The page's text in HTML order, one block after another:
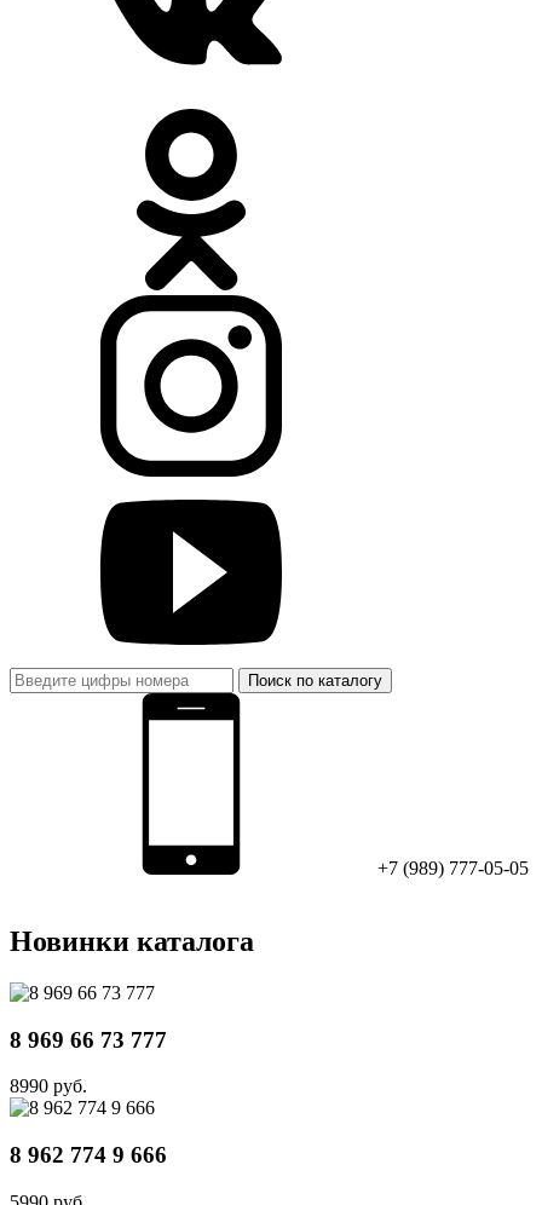
Поиск по каталогу
+7 (989) 777-05-05
Новинки каталога
8 969 66 73 777
8990 руб.
8 962 774 9 666